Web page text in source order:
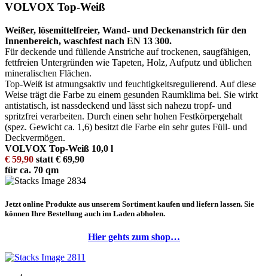
VOLVOX Top-Weiß
Weißer, lösemittelfreier, Wand- und Deckenanstrich für den
Innenbereich, waschfest nach EN 13 300.
Für deckende und füllende Anstriche auf trockenen, saugfähigen,
fettfreien Untergründen wie Tapeten, Holz, Aufputz und üblichen
mineralischen Flächen.
Top-Weiß ist atmungsaktiv und feuchtigkeitsregulierend. Auf diese
Weise trägt die Farbe zu einem gesunden Raumklima bei. Sie wirkt
antistatisch, ist nassdeckend und lässt sich nahezu tropf- und
spritzfrei verarbeiten. Durch einen sehr hohen Festkörpergehalt
(spez. Gewicht ca. 1,6) besitzt die Farbe ein sehr gutes Füll- und
Deckvermögen.
VOLVOX Top-Weiß 10,0 l
€ 59,90 statt € 69,90
für ca. 70 qm
Jetzt online Produkte aus unserem Sortiment kaufen und liefern lassen. Sie
können Ihre Bestellung auch im Laden abholen.
Hier gehts zum shop…